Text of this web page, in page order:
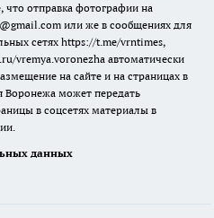
что отправка фотографии на
или же в сообщениях для
сетях https://t.me/vrntimes,
vremya.voronezha автоматически
на сайте и на страницах в
Воронежа может передать
в соцсетях материалы в
данных